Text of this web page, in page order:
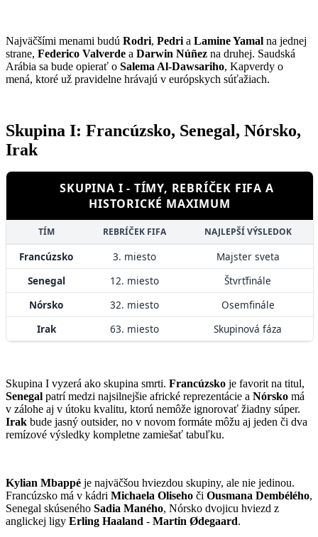
Najväčšími menami budú Rodri, Pedri a Lamine Yamal na jednej
strane, Federico Valverde a Darwin Núñez na druhej. Saudská
Arábia sa bude opierať o Salema Al-Dawsariho, Kapverdy o
mená, ktoré už pravidelne hrávajú v európskych súťažiach.
Skupina I: Francúzsko, Senegal, Nórsko,
Irak
SKUPINA I - TÍMY, REBRÍČEK FIFA A
HISTORICKÉ MAXIMUM
TÍM REBRÍČEK FIFA NAJLEPŠÍ VÝSLEDOK
Francúzsko 3. miesto
Majster sveta
Senegal
12. miesto
Štvrťfinále
Nórsko
32. miesto
Osemfinále
Irak
63. miesto Skupinová fáza
Skupina I vyzerá ako skupina smrti. Francúzsko je favorit na titul,
Senegal patrí medzi najsilnejšie africké reprezentácie a Nórsko má
v zálohe aj v útoku kvalitu, ktorú nemôže ignorovať žiadny súper.
Irak bude jasný outsider, no v novom formáte môžu aj jeden či dva
remízové výsledky kompletne zamiešať tabuľku.
Kylian Mbappé je najväčšou hviezdou skupiny, ale nie jedinou.
Francúzsko má v kádri Michaela Oliseho či Ousmana Dembélého,
Senegal skúseného Sadia Maného, Nórsko dvojicu hviezd z
anglickej ligy Erling Haaland - Martin Ødegaard.